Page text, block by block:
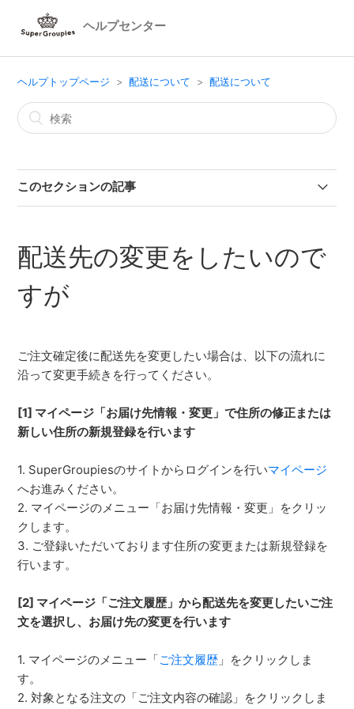
ヘルプセンター
ヘルプトップページ 配送について 配送について
このセクションの記事
配送先の変更をしたいのですが
配達日・配達曜日・配達時間の指定は出来ますか?
配送期間中、荷物が受け取れなかったのですが…
予約商品の発送について
複数の注文をまとめて発送できませんか？
配送業者の営業所留めや、店舗での受取りはできますか?
在庫商品のお届けについて
配送先の変更をしたいので
すが
ご注文確定後に配送先を変更したい場合は、以下の流れに
沿って変更手続きを行ってください。
[1] マイページ「お届け先情報・変更」で住所の修正または
新しい住所の新規登録を行います
1. SuperGroupiesのサイトからログインを行いマイページ
へお進みください。
2. マイページのメニュー「お届け先情報・変更」をクリッ
クします。
3. ご登録いただいております住所の変更または新規登録を
行います。
[2] マイページ「ご注文履歴」から配送先を変更したいご注
文を選択し、お届け先の変更を行います
1. マイページのメニュー「ご注文履歴 」をクリックしま
す。
2. 対象となる注文の「ご注文内容の確認」をクリックしま